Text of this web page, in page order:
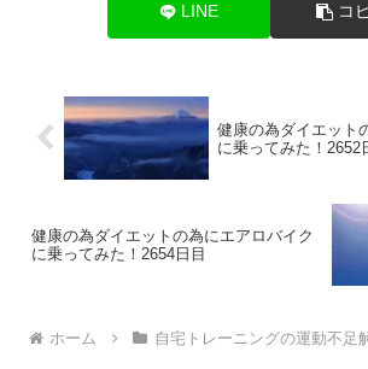
LINE コ
健康の為ダイエット
に乗ってみた！2652
健康の為ダイエットの為にエアロバイク
に乗ってみた！2654日目
ホーム 自宅トレーニングの運動不足